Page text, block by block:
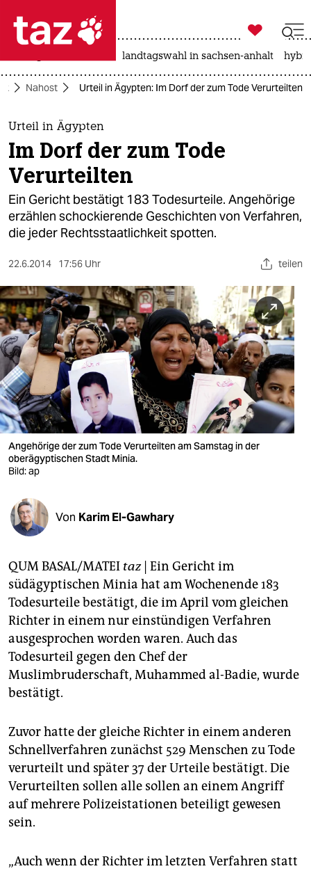
 taz zahl ich
taz zahl ich
themen
politik
öko
gesellschaft
sport
berlin
nord
wahrheit
verlag
verlag
veranstaltungen
fragen & hilfe
abo
genossenschaft
epaper login

taz zahl ich
landtagswahl in sachsen-anhalt
Nahost Urteil in Ägypten: Im Dorf der zum Tode Verurteilten
Urteil in Ägypten
Im Dorf der zum Tode
Verurteilten
Ein Gericht bestätigt 183 Todesurteile. Angehörige
erzählen schockierende Geschichten von Verfahren,
die jeder Rechtsstaatlichkeit spotten.
22.6.2014 17:56 Uhr teilen
Angehörige der zum Tode Verurteilten am Samstag in der
oberägyptischen Stadt Minia.
Bild: ap
Von Karim El-Gawhary
QUM BASAL/MATEI taz| Ein Gericht im
südägyptischen Minia hat am Wochenende 183
Todesurteile bestätigt, die im April vom gleichen
Richter in einem nur einstündigen Verfahren
ausgesprochen worden waren. Auch das
Todesurteil gegen den Chef der
Muslimbruderschaft, Muhammed al-Badie, wurde
bestätigt.
Zuvor hatte der gleiche Richter in einem anderen
Schnellverfahren zunächst 529 Menschen zu Tode
verurteilt und später 37 der Urteile bestätigt. Die
Verurteilten sollen alle sollen an einem Angriff
auf mehrere Polizeistationen beteiligt gewesen
sein.
„Auch wenn der Richter im letzten Verfahren statt